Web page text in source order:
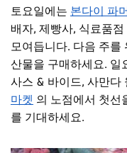
토요일에는 본다이 파
배자, 제빵사, 식료품
모여듭니다. 다음 주를
산물을 구매하세요. 일
사스 & 바이드, 사만다
마켓 의 노점에서 첫선
를 기대하세요.